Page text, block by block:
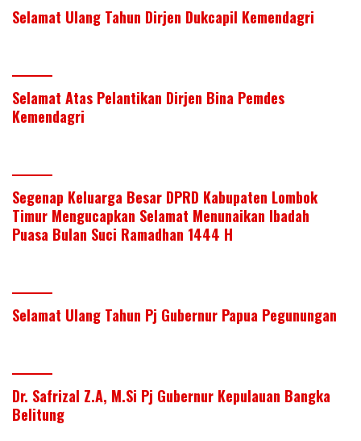
Selamat Ulang Tahun Dirjen Dukcapil Kemendagri
Selamat Atas Pelantikan Dirjen Bina Pemdes
Kemendagri
Segenap Keluarga Besar DPRD Kabupaten Lombok
Timur Mengucapkan Selamat Menunaikan Ibadah
Puasa Bulan Suci Ramadhan 1444 H
Selamat Ulang Tahun Pj Gubernur Papua Pegunungan
Dr. Safrizal Z.A, M.Si Pj Gubernur Kepulauan Bangka
Belitung